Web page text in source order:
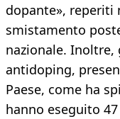
dopante», reperiti
smistamento
nazionale.
antidoping,
Paese, come ha
hanno eseguito